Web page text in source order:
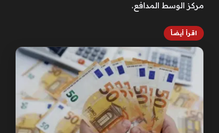
مركز الوسط المدافع.
اقرأ أيضاً